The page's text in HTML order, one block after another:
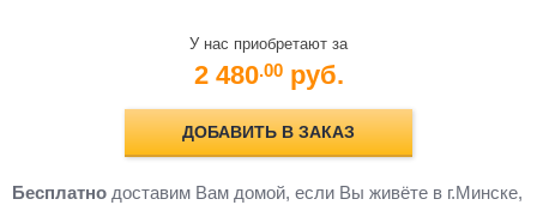
У нас приобретают за
2 480.00 руб.
ДОБАВИТЬ В ЗАКАЗ
Бесплатно доставим Вам домой, если Вы живёте в г.Минске,